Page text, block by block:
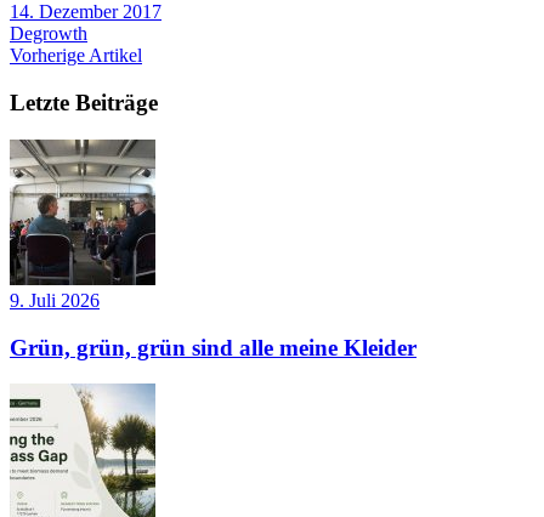
14. Dezember 2017
Degrowth
Vorherige Artikel
Letzte Beiträge
9. Juli 2026
Grün, grün, grün sind alle meine Kleider